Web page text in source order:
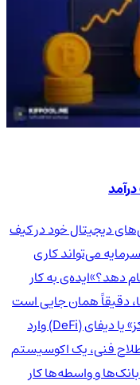
دیجیتال خود در کیف
می‌تواند کاری
دهد؟»ایده‌ی به کار
دقیقاً همان جایی است
که دنیای هیجان‌انگیز «امور مالی غیرمتمرکز» یا دیفای (DeFi) وارد
فنی، یک اکوسیستم
و واسطه‌ها کار